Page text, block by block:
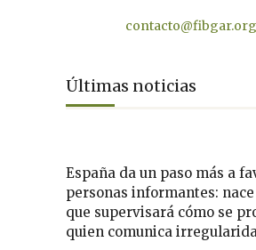
contacto@fibgar.org
Últimas noticias
España da un paso más a
personas informantes:
que supervisará cómo se
quien comunica